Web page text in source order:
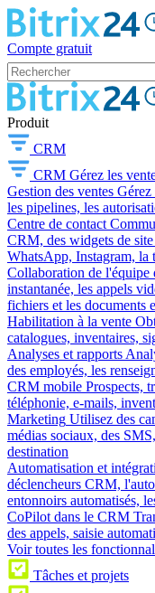
Compte gratuit
Produit
CRM
CRM Gérez les
Gestion des ventes Gérez
les pipelines, les
Centre de contact
CRM, des widgets de site
WhatsApp, Instagram, la
Collaboration de l'équipe
instantanée, les appels
fichiers et les documents
Habilitation à la vente
catalogues, inventaires,
Analyses et rapports
des employés, les
CRM mobile Prospects,
téléphonie, e-mails,
Marketing Utilisez des
médias sociaux, des
destination
Automatisation et
déclencheurs CRM,
entonnoirs automatisés,
CoPilot dans le CRM
des appels, saisie
Voir toutes les
Tâches et projets